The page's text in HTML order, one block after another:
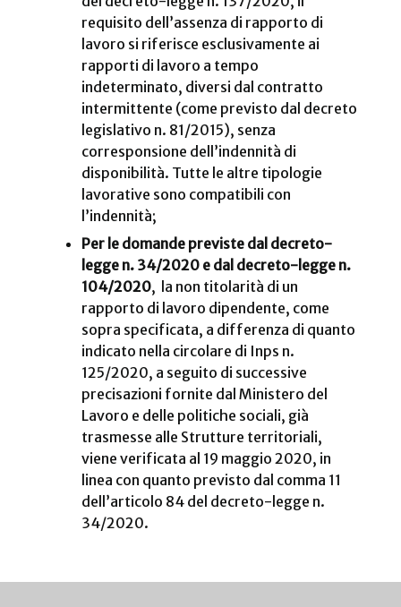
requisito dell’assenza di rapporto di
lavoro si riferisce esclusivamente ai
rapporti di lavoro a tempo
indeterminato, diversi dal contratto
intermittente (come previsto dal decreto
legislativo n. 81/2015), senza
corresponsione dell’indennità di
disponibilità. Tutte le altre tipologie
lavorative sono compatibili con
l’indennità;
Per le domande previste dal decreto-
legge n. 34/2020 e dal decreto-legge n.
104/2020, la non titolarità di un
rapporto di lavoro dipendente, come
sopra specificata, a differenza di quanto
indicato nella circolare di Inps n.
125/2020, a seguito di successive
precisazioni fornite dal Ministero del
Lavoro e delle politiche sociali, già
trasmesse alle Strutture territoriali,
viene verificata al 19 maggio 2020, in
linea con quanto previsto dal comma 11
dell’articolo 84 del decreto-legge n.
34/2020.